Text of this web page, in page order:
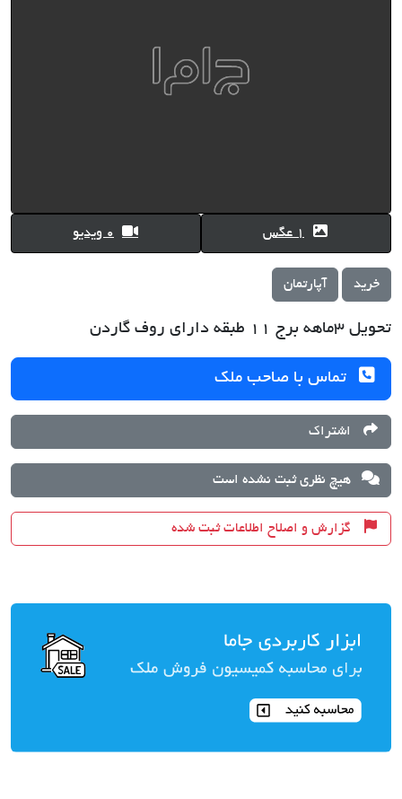
1 عگس 0 ویدیو
خرید آپارتمان
تحویل ٣ماهه برج ١١ طبقه دارای روف گاردن
تماس با صاحب ملک
اشتراک
هیچ نظری ثبت نشده است
گزارش و اصلاح اطلاعات ثبت شده